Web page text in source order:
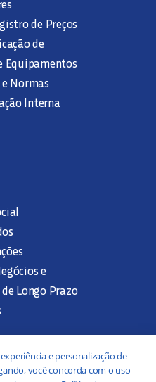
de Preços
de
Equipamentos
Normas
Interna
e
Longo Prazo
e personalização de
você concorda com o uso